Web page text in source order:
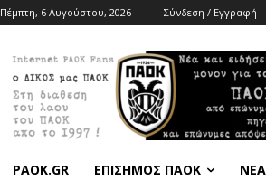
Πέμπτη, 6 Αυγούστου, 2026 Σύνδεση / Εγγραφή
PAOK.GR ΕΠΙΣΗΜΟΣ ΠΑΟΚ ΝΕΑ